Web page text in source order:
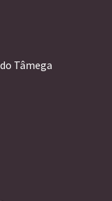
Tâmega